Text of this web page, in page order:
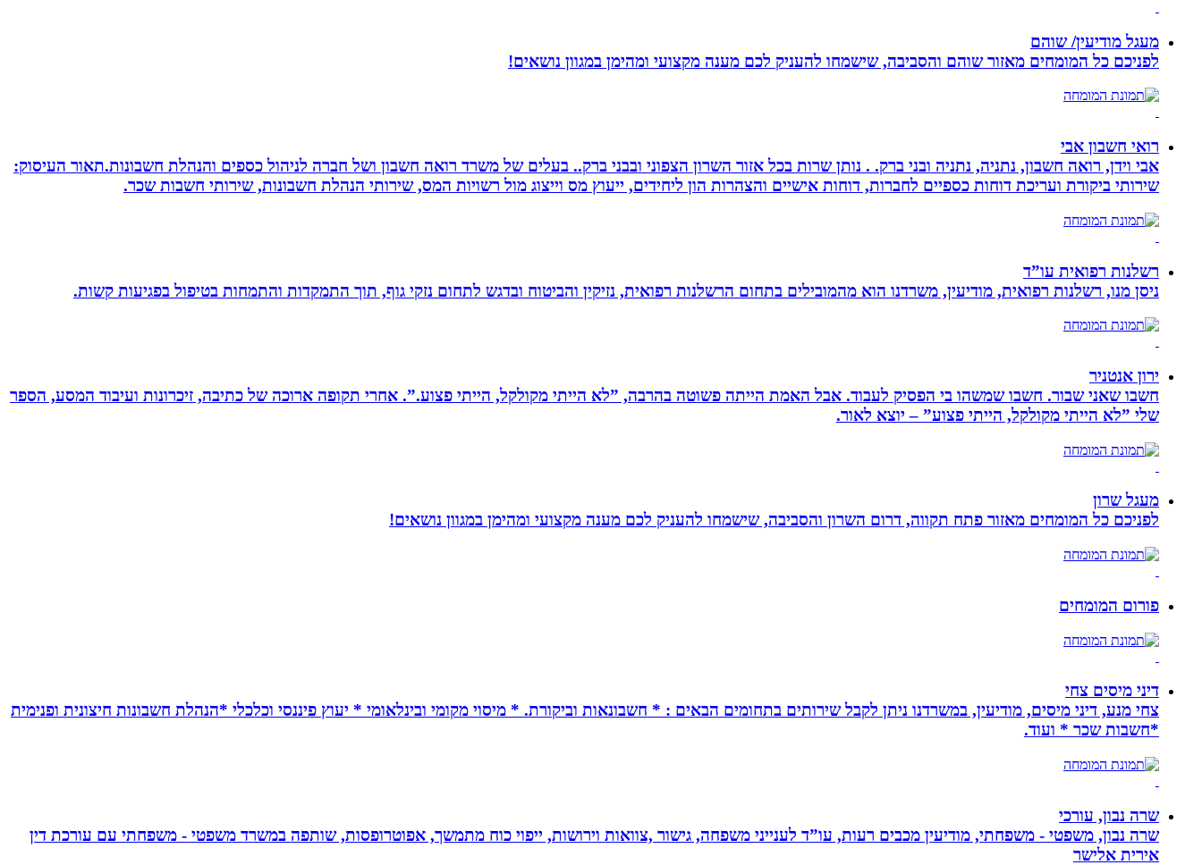
מעגל מודיעין/ שוהם
לפניכם כל המומחים מאזור שוהם והסביבה, שישמחו להעניק לכם מענה מקצועי ומהימן במגוון נושאים!
רואי חשבון אבי
אבי וידן, רואה חשבון, נתניה, נתניה ובני ברק. . נותן שרות בכל אזור השרון הצפוני ובבני ברק.. בעלים של משרד רואה חשבון ושל חברה לניהול כספים והנהלת חשבונות.תאור העיסוק:
שירותי ביקורת ועריכת דוחות כספיים לחברות, דוחות אישיים והצהרות הון ליחידים, ייעוץ מס וייצוג מול רשויות המס, שירותי הנהלת חשבונות, שירותי חשבות שכר.
רשלנות רפואית עו”ד
ניסן מנו, רשלנות רפואית, מודיעין, משרדנו הוא מהמובילים בתחום הרשלנות רפואית, נזיקין והביטוח ובדגש לתחום נזקי גוף, תוך התמקדות והתמחות בטיפול בפגיעות קשות.
ירון אנטניר
חשבו שאני שבור. חשבו שמשהו בי הפסיק לעבוד. אבל האמת הייתה פשוטה בהרבה, ”לא הייתי מקולקל, הייתי פצוע.”. אחרי תקופה ארוכה של כתיבה, זיכרונות ועיבוד המסע, הספר
שלי ”לא הייתי מקולקל, הייתי פצוע” – יוצא לאור.
מעגל שרון
לפניכם כל המומחים מאזור פתח תקווה, דרום השרון והסביבה, שישמחו להעניק לכם מענה מקצועי ומהימן במגוון נושאים!
פורום המומחים
דיני מיסים צחי
צחי מנע, דיני מיסים, מודיעין, במשרדנו ניתן לקבל שירותים בתחומים הבאים : * חשבונאות וביקורת. * מיסוי מקומי ובינלאומי * יעוץ פיננסי וכלכלי *הנהלת חשבונות חיצונית ופנימית
*חשבות שכר * ועוד.
שרה נבון, עורכי
שרה נבון, משפטי - משפחתי, מודיעין מכבים רעות, עו”ד לענייני משפחה, גישור ,צוואות וירושות, ייפוי כוח מתמשך, אפוטרופסות, שותפה במשרד משפטי - משפחתי עם עורכת דין
אירית אלישר